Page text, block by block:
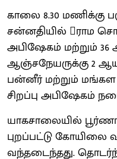
காலை 8.30
சன்னதியில் ராம
அபிஷேகம் மற்றும் 36
ஆஞ்சநேயருக்கு 2
பன்னீர் மற்றும்
சிறப்பு அபிஷேகம்
யாகசாலையில்
புறப்பட்டு கோயிலை
வந்தடைந்தது.